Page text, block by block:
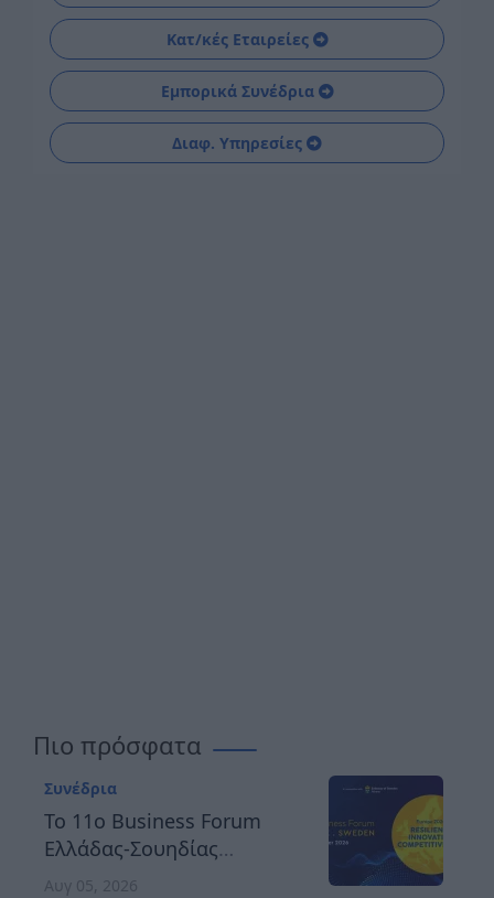
Κατ/κές Εταιρείες
Εμπορικά Συνέδρια
Διαφ. Υπηρεσίες
Πιο πρόσφατα
Συνέδρια
Το 11ο Business Forum
Ελλάδας-Σουηδίας
αναδεικνύει τον δρόμο
Αυγ 05, 2026